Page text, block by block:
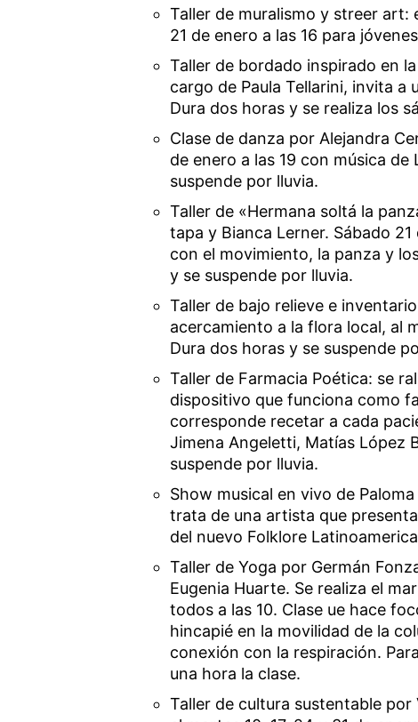
Taller de muralismo y streer art:
21 de enero a las 16 para
Taller de bordado inspirado en
cargo de Paula Tellarini, invita
Dura dos horas y se realiza los
Clase de danza por Alejandra
de enero a las 19 con música
suspende por lluvia.
Taller de «Hermana soltá la
tapa y Bianca Lerner. Sábado
con el movimiento, la panza y
y se suspende por lluvia.
Taller de bajo relieve e
acercamiento a la flora local, al
Dura dos horas y se suspende
Taller de Farmacia Poética: se
dispositivo que funciona como
corresponde recetar a cada
Jimena Angeletti, Matías López
suspende por lluvia.
Show musical en vivo de
trata de una artista que
del nuevo Folklore
Taller de Yoga por Germán
Eugenia Huarte. Se realiza el
todos a las 10. Clase ue hace
hincapié en la movilidad de la
conexión con la respiración.
una hora la clase.
Taller de cultura sustentable